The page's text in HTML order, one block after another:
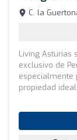
C. la
Living Asturias
exclusivo de
especialmente
propiedad